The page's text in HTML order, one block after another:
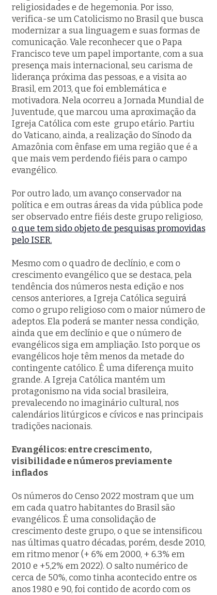
religiosidades e de hegemonia. Por isso,
verifica-se um Catolicismo no Brasil que busca
modernizar a sua linguagem e suas formas de
comunicação. Vale reconhecer que o Papa
Francisco teve um papel importante, com a sua
presença mais internacional, seu carisma de
liderança próxima das pessoas, e a visita ao
Brasil, em 2013, que foi emblemática e
motivadora. Nela ocorreu a Jornada Mundial de
Juventude, que marcou uma aproximação da
Igreja Católica com este grupo etário. Partiu
do Vaticano, ainda, a realização do Sínodo da
Amazônia com ênfase em uma região que é a
que mais vem perdendo fiéis para o campo
evangélico.
Por outro lado, um avanço conservador na
política e em outras áreas da vida pública pode
ser observado entre fiéis deste grupo religioso,
o que tem sido objeto de pesquisas promovidas
pelo ISER.
Mesmo com o quadro de declínio, e com o
crescimento evangélico que se destaca, pela
tendência dos números nesta edição e nos
censos anteriores, a Igreja Católica seguirá
como o grupo religioso com o maior número de
adeptos. Ela poderá se manter nessa condição,
ainda que em declínio e que o número de
evangélicos siga em ampliação. Isto porque os
evangélicos hoje têm menos da metade do
contingente católico. É uma diferença muito
grande. A Igreja Católica mantém um
protagonismo na vida social brasileira,
prevalecendo no imaginário cultural, nos
calendários litúrgicos e cívicos e nas principais
tradições nacionais.
Evangélicos: entre crescimento,
visibilidade e números previamente
inflados
Os números do Censo 2022 mostram que um
em cada quatro habitantes do Brasil são
evangélicos. É uma consolidação de
crescimento deste grupo, o que se intensificou
nas últimas quatro décadas, porém, desde 2010,
em ritmo menor (+ 6% em 2000, + 6.3% em
2010 e +5,2% em 2022). O salto numérico de
cerca de 50%, como tinha acontecido entre os
anos 1980 e 90, foi contido de acordo com os